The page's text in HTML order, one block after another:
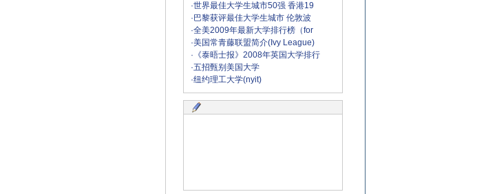
·世界最佳大学生城市50强 香港19
· 巴黎获评最佳大学生城市 伦敦波
·全美2009年最新大学排行榜（for
·美国常青藤联盟简介(Ivy League)
· 《泰晤士报》2008年英国大学排行
·五招甄别美国大学
·纽约理工大学(nyit)